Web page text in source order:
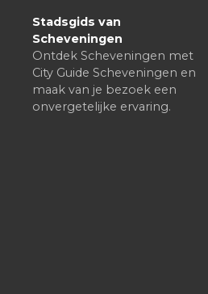
Stadsgids van
Scheveningen
Ontdek Scheveningen met
City Guide Scheveningen en
maak van je bezoek een
onvergetelijke ervaring.